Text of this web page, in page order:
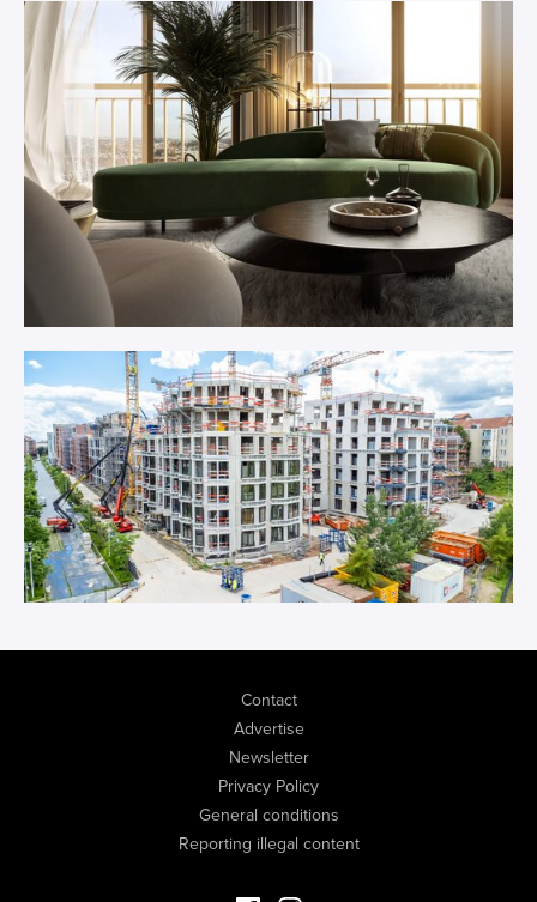
Contact
Advertise
Newsletter
Privacy Policy
General conditions
Reporting illegal content